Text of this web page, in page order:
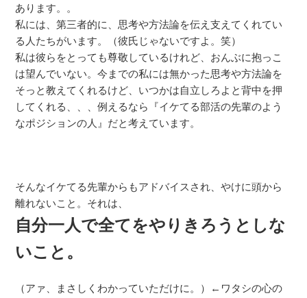
あります。。
私には、第三者的に、思考や方法論を伝え支えてくれてい
る人たちがいます。（彼氏じゃないですよ。笑）
私は彼らをとっても尊敬しているけれど、おんぶに抱っこ
は望んでいない。今までの私には無かった思考や方法論を
そっと教えてくれるけど、いつかは自立しろよと背中を押
してくれる、、、例えるなら『イケてる部活の先輩のよう
なポジションの人』だと考えています。
そんなイケてる先輩からもアドバイスされ、やけに頭から
離れないこと。それは、
自分一人で全てをやりきろうとしな
いこと。
（アァ、まさしくわかっていただけに。）←ワタシの心の